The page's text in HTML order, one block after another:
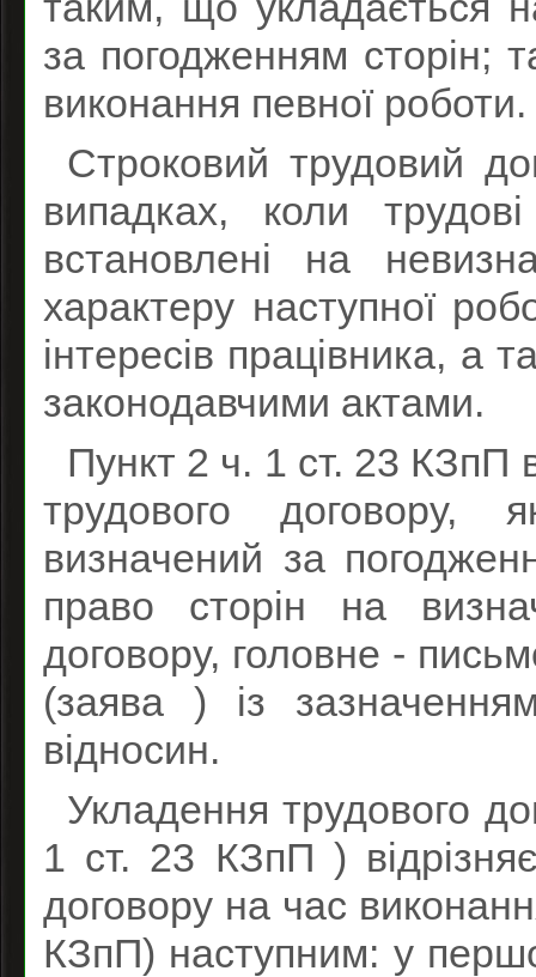
за погодженням сторін;
виконання певної роботи.
Строковий трудовий
випадках, коли
встановлені на
характеру наступної
інтересів працівника, а
законодавчими актами.
Пункт 2 ч. 1 ст. 23 КЗпП
трудового договору,
визначений за
право сторін на
договору, головне -
(заява ) із
відносин.
Укладення трудового
1 ст. 23 КЗпП )
договору на час
КЗпП) наступним: у